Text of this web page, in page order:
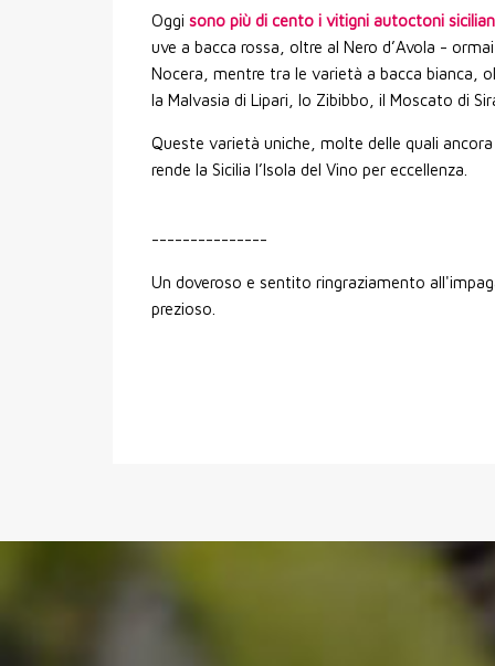
Oggi sono più di cento i vitigni autoctoni
uve a bacca rossa, oltre al Nero d’Avola -
Nocera, mentre tra le varietà a bacca bianca,
la Malvasia di Lipari, lo Zibibbo, il Moscato di
Queste varietà uniche, molte delle quali
rende la Sicilia l’Isola del Vino per eccellenza.
---------------
Un doveroso e sentito ringraziamento
prezioso.